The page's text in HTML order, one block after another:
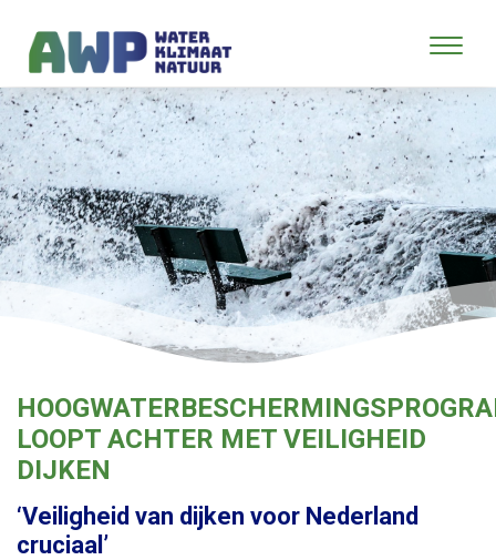
LOOPT ACHTER MET VEILIGHEID
DIJKEN
‘Veiligheid van dijken voor Nederland
cruciaal’